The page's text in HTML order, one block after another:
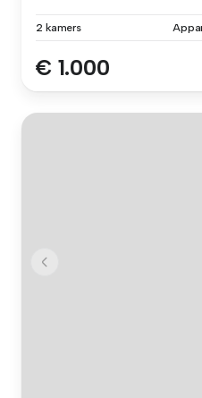
2 kamers
€ 1.000